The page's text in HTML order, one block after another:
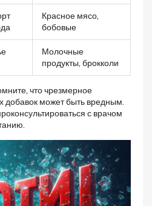
Красное мясо,
бобовые
Молочные
продукты, брокколи
что чрезмерное
добавок может быть вредным.
с врачом